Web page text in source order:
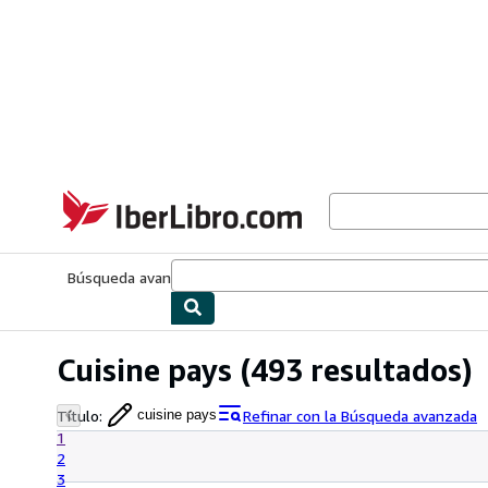
IberLibro.com
Búsqueda avanzada
Cuisine pays (493 resultados)
Título: cuisine pays
Refinar con la Búsqueda avanzada
1
2
3